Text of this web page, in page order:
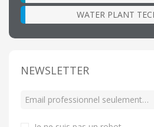
WATER PLANT
NEWSLETTER